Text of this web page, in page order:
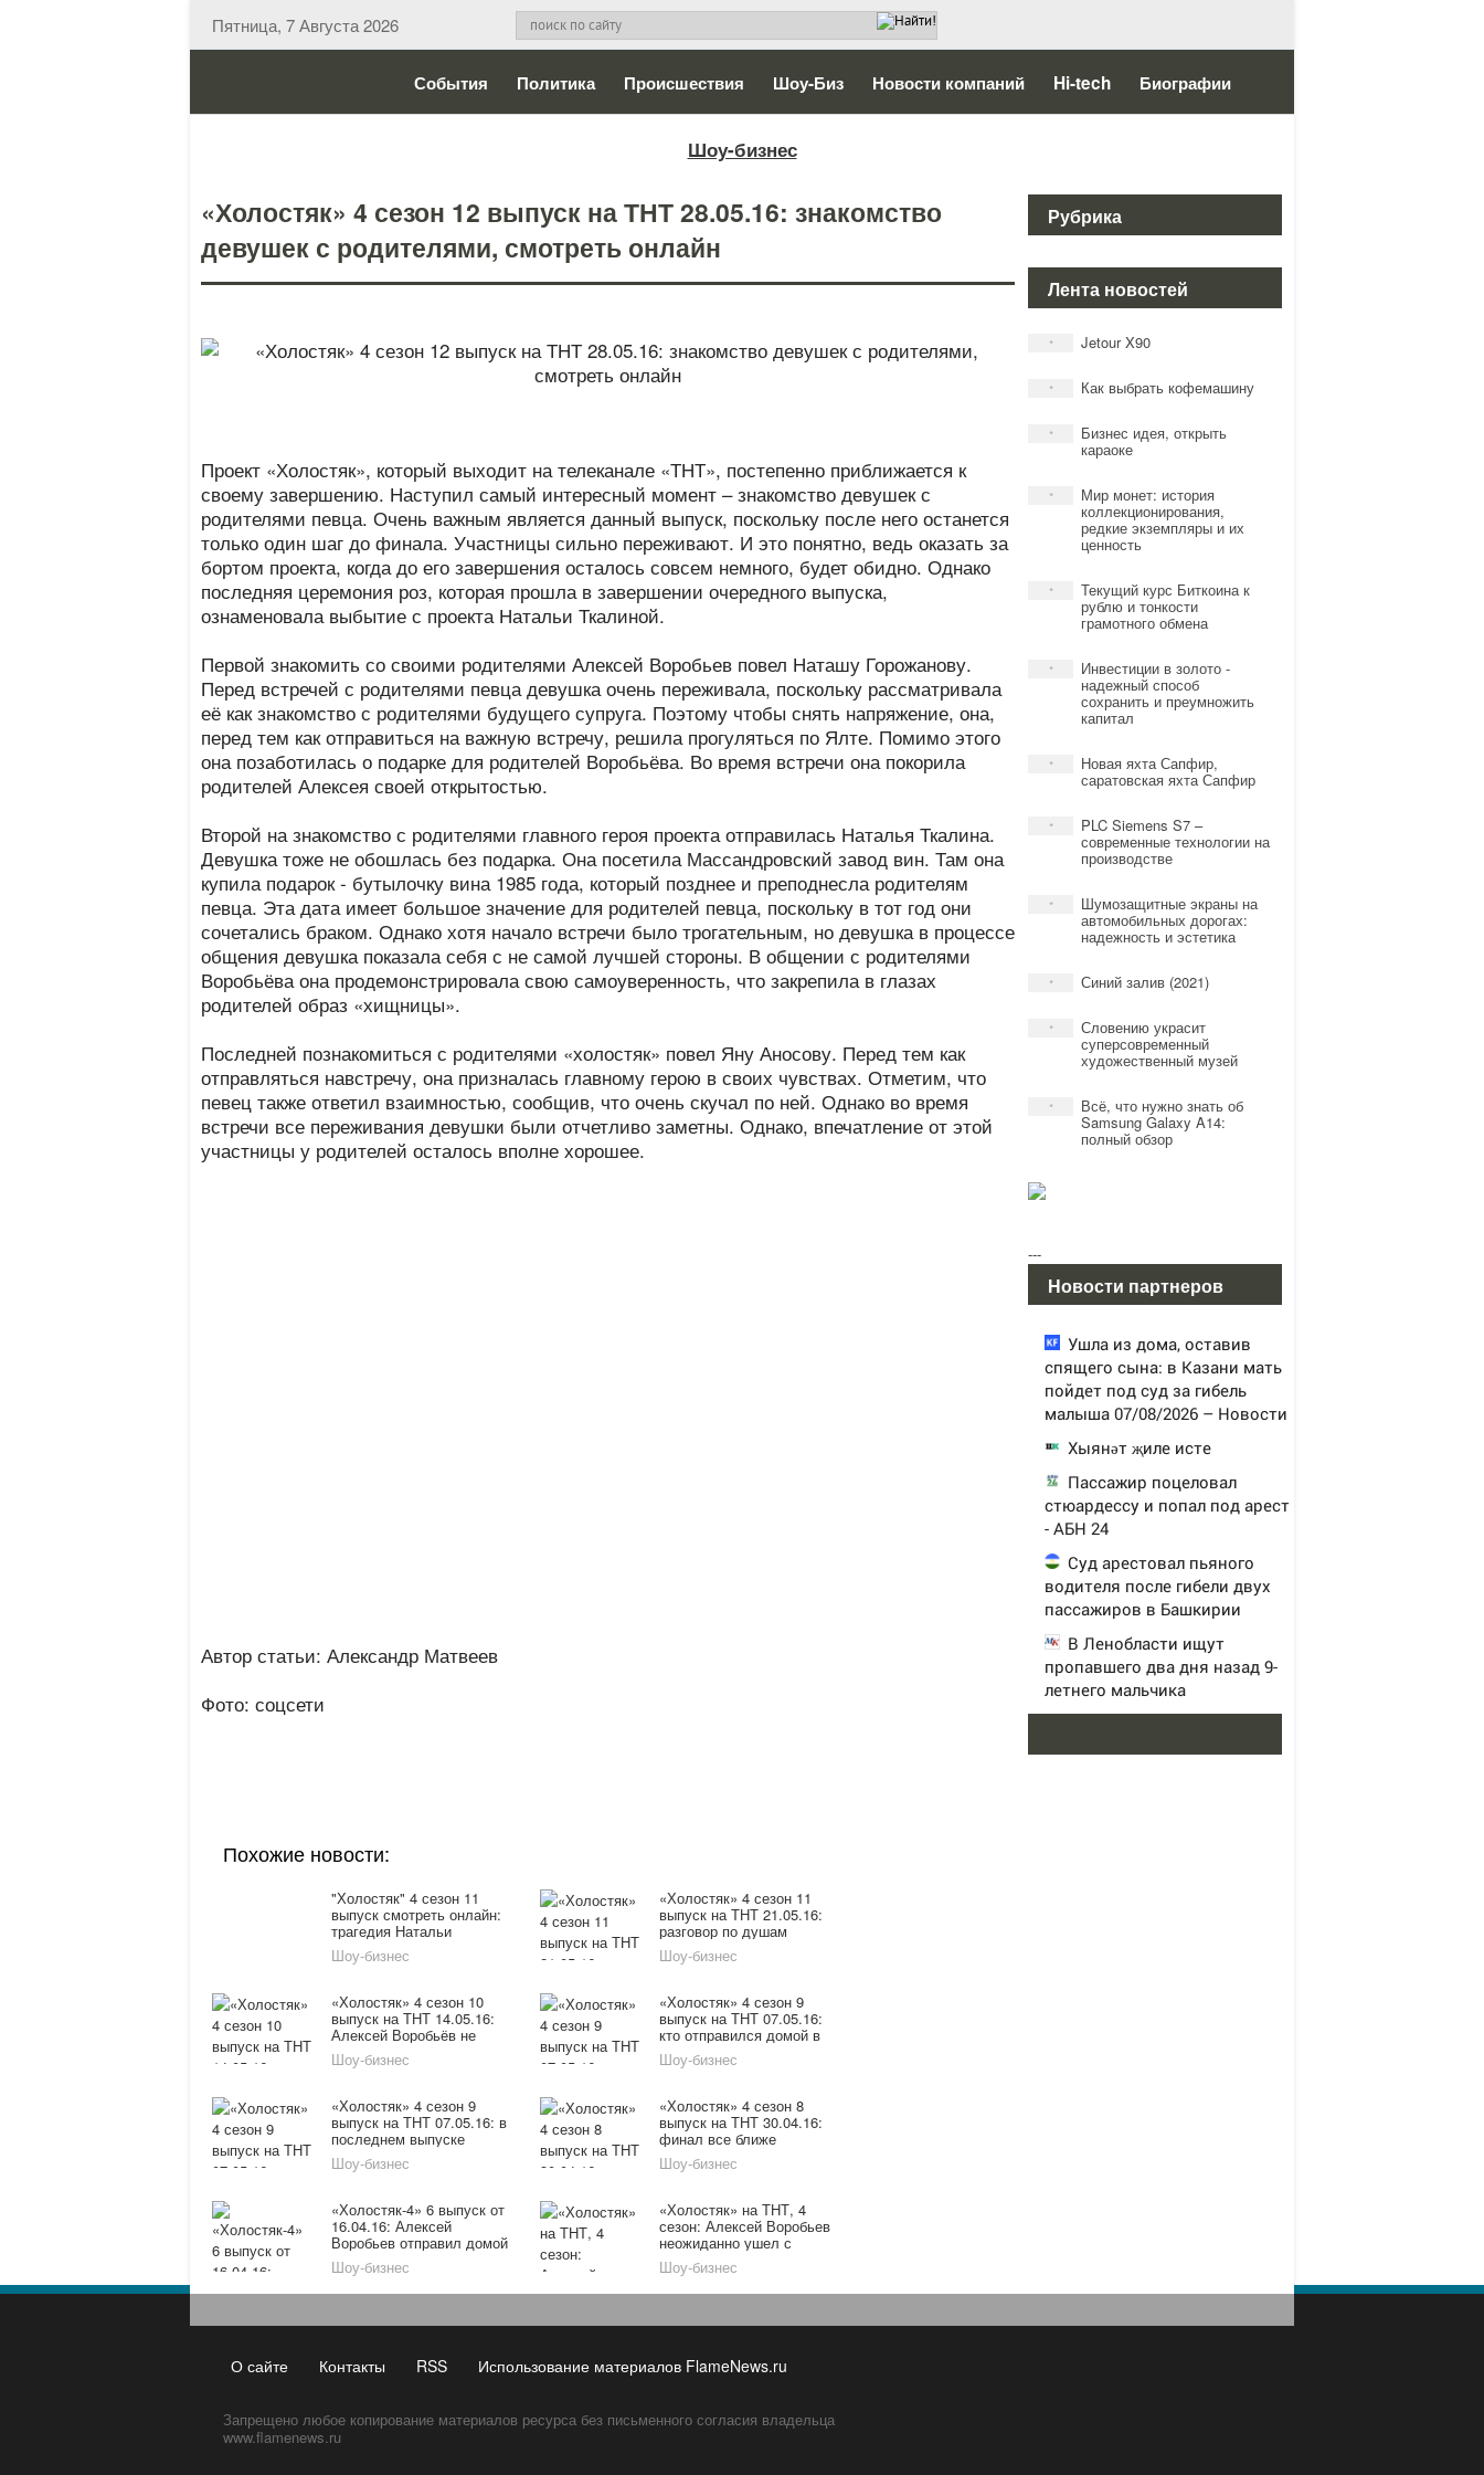
Пятница, 7 Августа 2026
События Политика Происшествия Шоу-Биз Новости компаний Hi-tech Биографии
Шоу-бизнес
«Холостяк» 4 сезон 12 выпуск на ТНТ 28.05.16: знакомство
девушек с родителями, смотреть онлайн
Проект «Холостяк», который выходит на телеканале «ТНТ», постепенно приближается к
своему завершению. Наступил самый интересный момент – знакомство девушек с
родителями певца. Очень важным является данный выпуск, поскольку после него останется
только один шаг до финала. Участницы сильно переживают. И это понятно, ведь оказать за
бортом проекта, когда до его завершения осталось совсем немного, будет обидно. Однако
последняя церемония роз, которая прошла в завершении очередного выпуска,
ознаменовала выбытие с проекта Натальи Ткалиной.
Первой знакомить со своими родителями Алексей Воробьев повел Наташу Горожанову.
Перед встречей с родителями певца девушка очень переживала, поскольку рассматривала
её как знакомство с родителями будущего супруга. Поэтому чтобы снять напряжение, она,
перед тем как отправиться на важную встречу, решила прогуляться по Ялте. Помимо этого
она позаботилась о подарке для родителей Воробьёва. Во время встречи она покорила
родителей Алексея своей открытостью.
Второй на знакомство с родителями главного героя проекта отправилась Наталья Ткалина.
Девушка тоже не обошлась без подарка. Она посетила Массандровский завод вин. Там она
купила подарок - бутылочку вина 1985 года, который позднее и преподнесла родителям
певца. Эта дата имеет большое значение для родителей певца, поскольку в тот год они
сочетались браком. Однако хотя начало встречи было трогательным, но девушка в процессе
общения девушка показала себя с не самой лучшей стороны. В общении с родителями
Воробьёва она продемонстрировала свою самоуверенность, что закрепила в глазах
родителей образ «хищницы».
Последней познакомиться с родителями «холостяк» повел Яну Аносову. Перед тем как
отправляться навстречу, она призналась главному герою в своих чувствах. Отметим, что
певец также ответил взаимностью, сообщив, что очень скучал по ней. Однако во время
встречи все переживания девушки были отчетливо заметны. Однако, впечатление от этой
участницы у родителей осталось вполне хорошее.
Автор статьи: Александр Матвеев
Фото: соцсети
Похожие новости:
"Холостяк" 4 сезон 11
выпуск смотреть онлайн:
трагедия Натальи
Горожановой
Шоу-бизнес
«Холостяк» 4 сезон 11
выпуск на ТНТ 21.05.16:
разговор по душам
Шоу-бизнес
«Холостяк» 4 сезон 10
выпуск на ТНТ 14.05.16:
Алексей Воробьёв не
дает девушкам
расслабляться
Шоу-бизнес
«Холостяк» 4 сезон 9
выпуск на ТНТ 07.05.16:
кто отправился домой в
последнем выпуске
Шоу-бизнес
«Холостяк» 4 сезон 9
выпуск на ТНТ 07.05.16: в
последнем выпуске
пылают настоящие
чувства
Шоу-бизнес
«Холостяк» 4 сезон 8
выпуск на ТНТ 30.04.16:
финал все ближе
Шоу-бизнес
«Холостяк-4» 6 выпуск от
16.04.16: Алексей
Воробьев отправил домой
двух девушек
Шоу-бизнес
«Холостяк» на ТНТ, 4
сезон: Алексей Воробьев
неожиданно ушел с
проекта
Шоу-бизнес
Рубрика
Лента новостей
* Jetour X90
* Как выбрать кофемашину
* Бизнес идея, открыть
караоке
* Мир монет: история
коллекционирования,
редкие экземпляры и их
ценность
* Текущий курс Биткоина к
рублю и тонкости
грамотного обмена
* Инвестиции в золото -
надежный способ
сохранить и преумножить
капитал
* Новая яхта Сапфир,
саратовская яхта Сапфир
* PLC Siemens S7 –
современные технологии на
производстве
* Шумозащитные экраны на
автомобильных дорогах:
надежность и эстетика
* Синий залив (2021)
* Словению украсит
суперсовременный
художественный музей
* Всё, что нужно знать об
Samsung Galaxy A14:
полный обзор
---
Новости партнеров
Ушла из дома, оставив
спящего сына: в Казани мать
пойдет под суд за гибель
малыша 07/08/2026 – Новости
Хыянәт җиле исте
Пассажир поцеловал
стюардессу и попал под арест
- АБН 24
Суд арестовал пьяного
водителя после гибели двух
пассажиров в Башкирии
В Ленобласти ищут
пропавшего два дня назад 9-
летнего мальчика
О сайте Контакты RSS Использование материалов FlameNews.ru
Запрещено любое копирование материалов ресурса без письменного согласия владельца
www.flamenews.ru